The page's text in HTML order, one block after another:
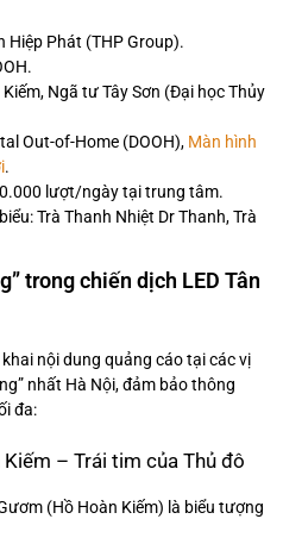
Hiệp Phát (THP Group).
Ngã tư Tây Sơn (Đại học Thủy
Out-of-Home (DOOH), Màn hình
.
lượt/ngày tại trung tâm.
Trà Thanh Nhiệt Dr Thanh, Trà
trong chiến dịch LED Tân
nội dung quảng cáo tại các vị
nhất Hà Nội, đảm bảo thông
đa:
– Trái tim của Thủ đô
(Hồ Hoàn Kiếm) là biểu tượng